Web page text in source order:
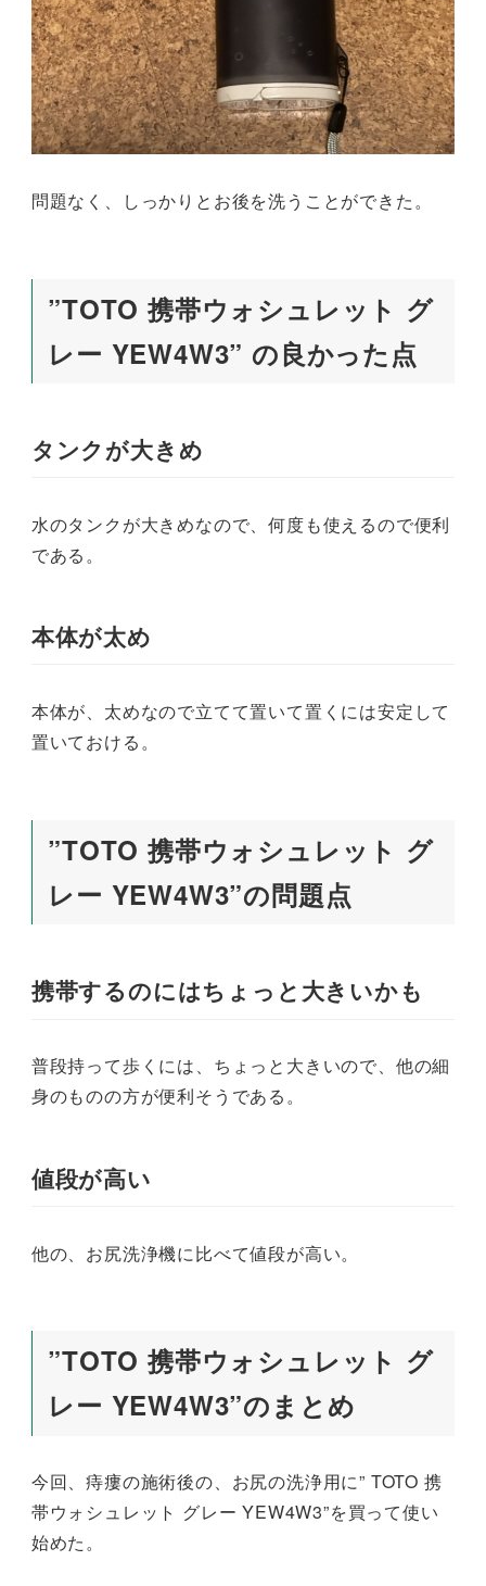
問題なく、しっかりとお後を洗うことができた。
”TOTO 携帯ウォシュレット グ
レー YEW4W3” の良かった点
タンクが大きめ
水のタンクが大きめなので、何度も使えるので便利
である。
本体が太め
本体が、太めなので立てて置いて置くには安定して
置いておける。
”TOTO 携帯ウォシュレット グ
レー YEW4W3”の問題点
携帯するのにはちょっと大きいかも
普段持って歩くには、ちょっと大きいので、他の細
身のものの方が便利そうである。
値段が高い
他の、お尻洗浄機に比べて値段が高い。
”TOTO 携帯ウォシュレット グ
レー YEW4W3”のまとめ
今回、痔瘻の施術後の、お尻の洗浄用に” TOTO 携
帯ウォシュレット グレー YEW4W3”を買って使い
始めた。